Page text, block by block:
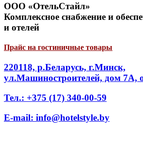
ООО «ОтельСтайл»
Комплексное снабжение и
и отелей
Прайс на гостиничные товары
220118, р.Беларусь, г.Минск,
ул.Машиностроителей, дом 7А,
Тел.: +375 (17) 340-00-59
E-mail: info@hotelstyle.by